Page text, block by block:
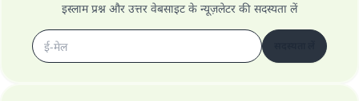
इस्लाम प्रश्न और उत्तर वेबसाइट के न्यूज़लेटर की सदस्यता लें